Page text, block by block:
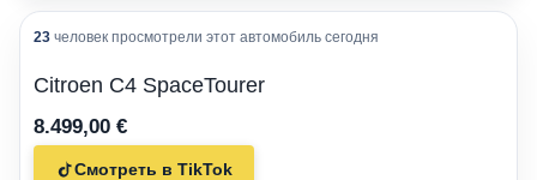
23 человек просмотрели этот автомобиль сегодня
Citroen C4 SpaceTourer
8.499,00 €
Смотреть в TikTok